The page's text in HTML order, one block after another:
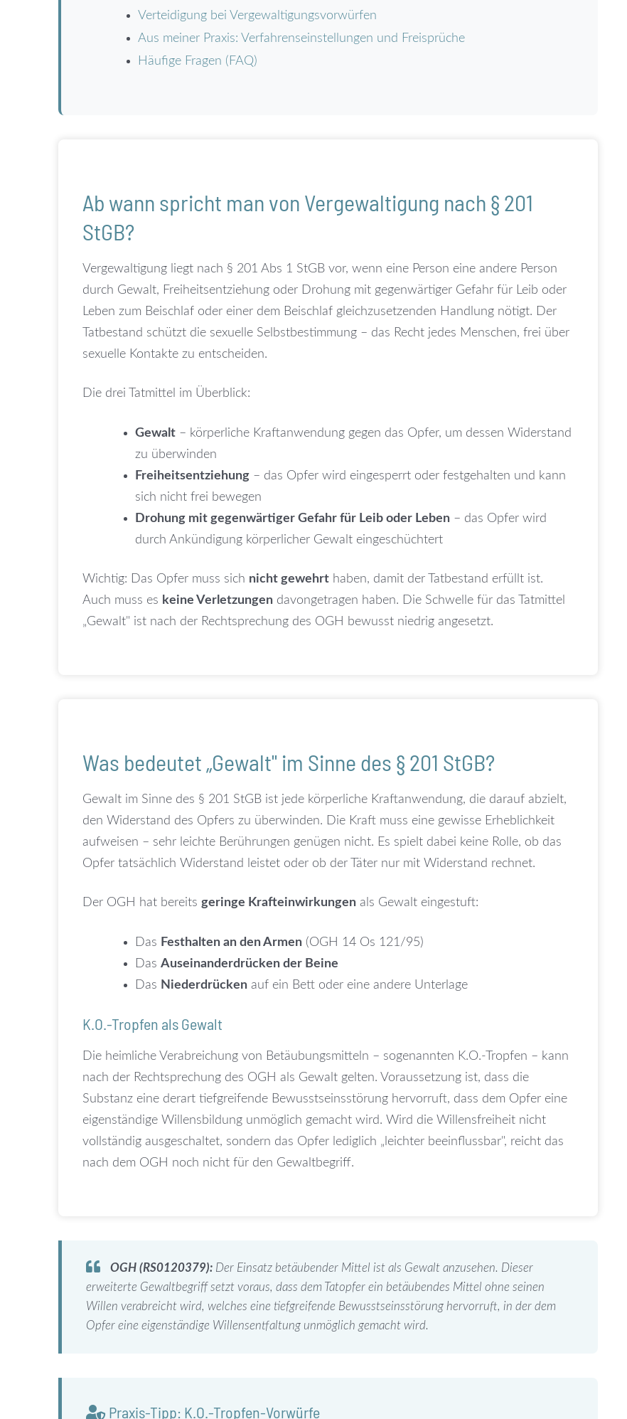
Verteidigung bei Vergewaltigungsvorwürfen
Aus meiner Praxis: Verfahrenseinstellungen und Freisprüche
Häufige Fragen (FAQ)
Ab wann spricht man von Vergewaltigung nach § 201
StGB?
Vergewaltigung liegt nach § 201 Abs 1 StGB vor, wenn eine Person eine andere Person
durch Gewalt, Freiheitsentziehung oder Drohung mit gegenwärtiger Gefahr für Leib oder
Leben zum Beischlaf oder einer dem Beischlaf gleichzusetzenden Handlung nötigt. Der
Tatbestand schützt die sexuelle Selbstbestimmung – das Recht jedes Menschen, frei über
sexuelle Kontakte zu entscheiden.
Die drei Tatmittel im Überblick:
Gewalt – körperliche Kraftanwendung gegen das Opfer, um dessen Widerstand
zu überwinden
Freiheitsentziehung – das Opfer wird eingesperrt oder festgehalten und kann
sich nicht frei bewegen
Drohung mit gegenwärtiger Gefahr für Leib oder Leben – das Opfer wird
durch Ankündigung körperlicher Gewalt eingeschüchtert
Wichtig: Das Opfer muss sich nicht gewehrt haben, damit der Tatbestand erfüllt ist.
Auch muss es keine Verletzungen davongetragen haben. Die Schwelle für das Tatmittel
„Gewalt" ist nach der Rechtsprechung des OGH bewusst niedrig angesetzt.
Was bedeutet „Gewalt" im Sinne des § 201 StGB?
Gewalt im Sinne des § 201 StGB ist jede körperliche Kraftanwendung, die darauf abzielt,
den Widerstand des Opfers zu überwinden. Die Kraft muss eine gewisse Erheblichkeit
aufweisen – sehr leichte Berührungen genügen nicht. Es spielt dabei keine Rolle, ob das
Opfer tatsächlich Widerstand leistet oder ob der Täter nur mit Widerstand rechnet.
Der OGH hat bereits geringe Krafteinwirkungen als Gewalt eingestuft:
Das Festhalten an den Armen (OGH 14 Os 121/95)
Das Auseinanderdrücken der Beine
Das Niederdrücken auf ein Bett oder eine andere Unterlage
K.O.-Tropfen als Gewalt
Die heimliche Verabreichung von Betäubungsmitteln – sogenannten K.O.-Tropfen – kann
nach der Rechtsprechung des OGH als Gewalt gelten. Voraussetzung ist, dass die
Substanz eine derart tiefgreifende Bewusstseinsstörung hervorruft, dass dem Opfer eine
eigenständige Willensbildung unmöglich gemacht wird. Wird die Willensfreiheit nicht
vollständig ausgeschaltet, sondern das Opfer lediglich „leichter beeinflussbar", reicht das
nach dem OGH noch nicht für den Gewaltbegriff.
OGH (RS0120379): Der Einsatz betäubender Mittel ist als Gewalt anzusehen. Dieser
erweiterte Gewaltbegriff setzt voraus, dass dem Tatopfer ein betäubendes Mittel ohne seinen
Willen verabreicht wird, welches eine tiefgreifende Bewusstseinsstörung hervorruft, in der dem
Opfer eine eigenständige Willensentfaltung unmöglich gemacht wird.
Praxis-Tipp: K.O.-Tropfen-Vorwürfe